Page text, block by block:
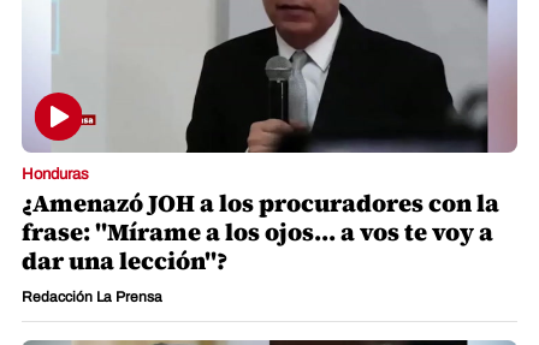
Honduras
¿Amenazó JOH a los procuradores con la
frase: "Mírame a los ojos... a vos te voy a
dar una lección"?
Redacción La Prensa